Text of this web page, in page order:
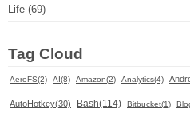
Life (69)
Tag Cloud
AeroFS(2) AI(8) Amazon(2) Analytics(4)
AutoHotkey(30) Bash(114) Bitbucket(1)